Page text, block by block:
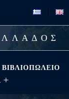
ΒΙΒΛΙΟΠΩΛΕΊΟ